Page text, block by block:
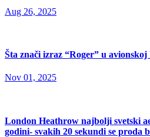
Aug 26, 2025
Šta znači izraz “Roger” u
Nov 01, 2025
London Heathrow najbolji svetski
godini- svakih 20 sekundi se proda